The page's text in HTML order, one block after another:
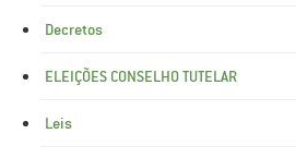
Decretos
ELEIÇÕES CONSELHO TUTELAR
Leis